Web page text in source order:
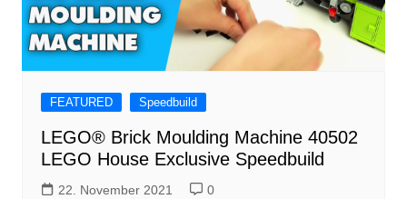
FEATURED Speedbuild
LEGO® Brick Moulding Machine 40502
LEGO House Exclusive Speedbuild
22. November 2021 0